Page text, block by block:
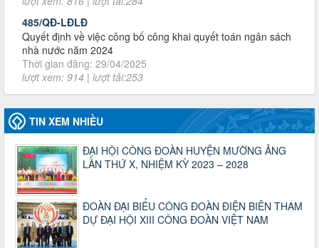
Quyết định về việc công bố công khai quyết toán ngân sách
nhà nước năm 2024
Thời gian đăng: 29/04/2025
lượt xem: 914 | lượt tải:253
2930/TLĐ-TC
Công văn số 2930/TLĐ-TC, ngày 31/12/2024 của Tổng
LĐLĐ Việt Nam về việc quy định tỷ lệ phân phối tự động
KPCĐ 2% qua tài khoản Công đoàn Việt Nam về các cấp
Công đoàn năm 2025
Thời gian đăng: 06/01/2025
lượt xem: 1064 | lượt tải:437
47-TTCĐ/BTGTU
Thông tin chuyên đề: Một số nôi dung về sắp xếp tổ chức bộ
máy của hệ thống chính trị tinh gọn, hoạt động hiệu lực, hiệu
quả
Thời gian đăng: 25/12/2024
lượt xem: 1219 | lượt tải:339
TIN XEM NHIỀU
ĐẠI HỘI CÔNG ĐOÀN HUYỆN MƯỜNG ẢNG
LẦN THỨ X, NHIỆM KỲ 2023 – 2028
ĐOÀN ĐẠI BIỂU CÔNG ĐOÀN ĐIỆN BIÊN THAM
DỰ ĐẠI HỘI XIII CÔNG ĐOÀN VIỆT NAM